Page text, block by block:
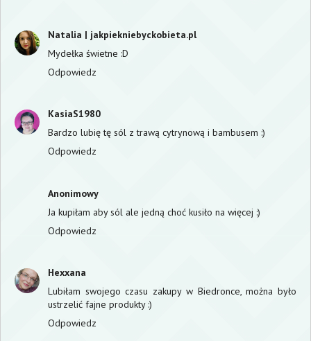
Natalia | jakpiekniebyckobieta.pl
Mydełka świetne :D
Odpowiedz
KasiaS1980
Bardzo lubię tę sól z trawą cytrynową i bambusem :)
Odpowiedz
Anonimowy
Ja kupiłam aby sól ale jedną choć kusiło na więcej :)
Odpowiedz
Hexxana
Lubiłam swojego czasu zakupy w Biedronce, można było
ustrzelić fajne produkty :)
Odpowiedz